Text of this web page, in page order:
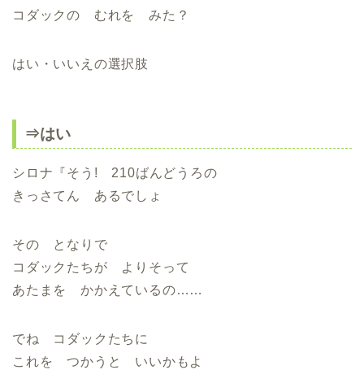
コダックの むれを みた？
はい・いいえの選択肢
⇒はい
シロナ『そう! 210ばんどうろの
きっさてん あるでしょ
その となりで
コダックたちが よりそって
あたまを かかえているの……
でね コダックたちに
これを つかうと いいかもよ